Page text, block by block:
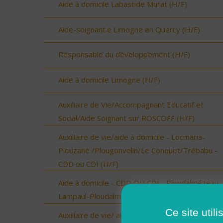
Aide à domicile Labastide Murat (H/F)
Aide-soignant.e Limogne en Quercy (H/F)
Responsable du développement (H/F)
Aide à domicile Limogne (H/F)
Auxiliaire de Vie/Accompagnant Educatif et
Social/Aide Soignant sur ROSCOFF (H/F)
Auxiliaire de vie/aide à domicile - Locmaria-
Plouzané /Plougonvelin/Le Conquet/Trébabu -
CDD ou CDI (H/F)
Aide à domicile - CDD OU CDI - Ploudalmézeau,
Lampaul-Ploudalmézeau, St Pabu (H/F)
Auxiliaire de vie/ aide à domicile - Plourin,
Ce site